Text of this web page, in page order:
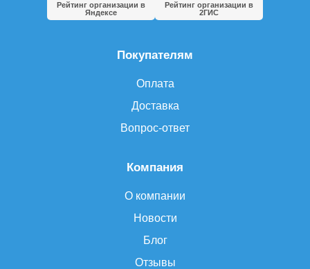
Компания
О компании
Новости
Блог
Отзывы
Покупателям
Оплата
Доставка
Вопрос-ответ
Рейтинг организации в
Яндексе
Рейтинг организации в
2ГИС